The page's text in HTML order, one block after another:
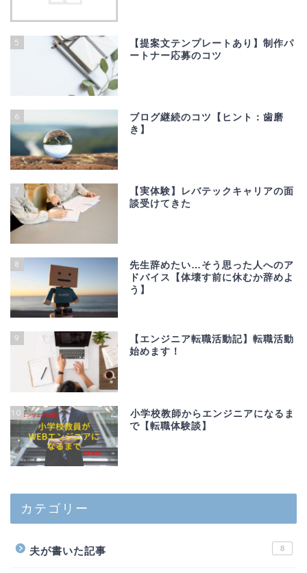
5
【提案文テンプレートあり】制作パ
ートナー応募のコツ
6
ブログ継続のコツ【ヒント：歯磨
き】
7
【実体験】レバテックキャリアの面
談受けてきた
8
先生辞めたい…そう思った人へのア
ドバイス【体壊す前に休むか辞めよ
う】
9
【エンジニア転職活動記】転職活動
始めます！
10
小学校教師からエンジニアになるま
で【転職体験談】
カテゴリー
夫が書いた記事 8